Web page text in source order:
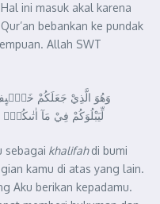
ini masuk akal karena
bebankan ke pundak
Allah SWT
وَهُوَ الَّذِيْ جَعَلَكُمْ
لِّيَبْلُوَكُمْ فِيْ مَآ
sebagai khalifahdi bumi
kamu di atas yang lain.
Aku berikan kepadamu.